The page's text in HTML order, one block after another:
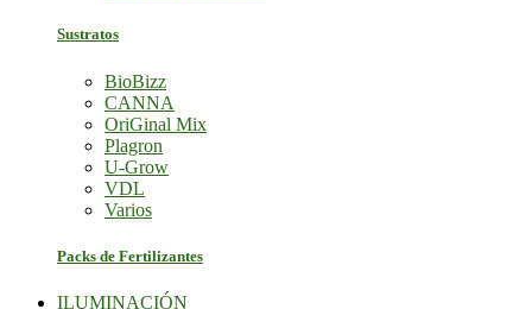
Sustratos
BioBizz
CANNA
OriGinal Mix
Plagron
U-Grow
VDL
Varios
Packs de Fertilizantes
ILUMINACIÓN